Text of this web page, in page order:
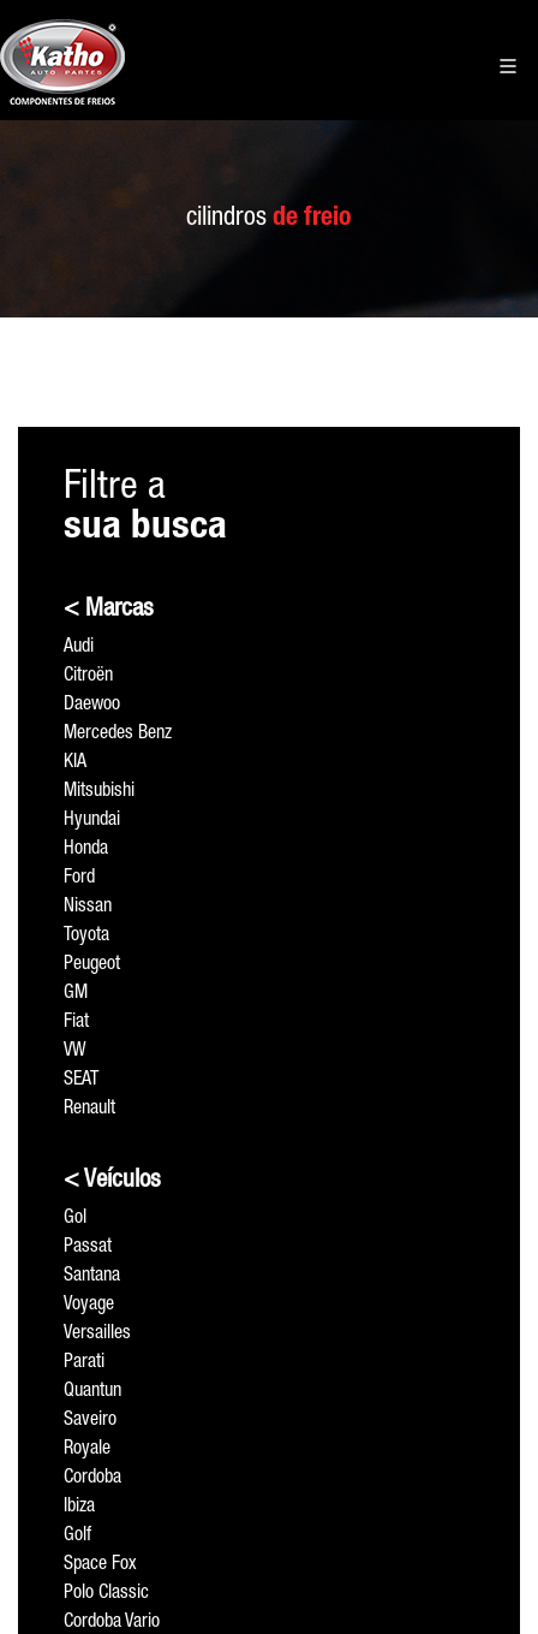
cilindros de freio
Filtre a
sua busca
< Marcas
Audi
Citroën
Daewoo
Mercedes Benz
KIA
Mitsubishi
Hyundai
Honda
Ford
Nissan
Toyota
Peugeot
GM
Fiat
VW
SEAT
Renault
< Veículos
Gol
Passat
Santana
Voyage
Versailles
Parati
Quantun
Saveiro
Royale
Cordoba
Ibiza
Golf
Space Fox
Polo Classic
Cordoba Vario